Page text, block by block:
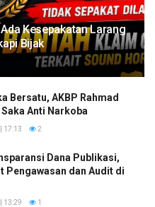
Kesepakatan Larang
Bijak
Bersatu, AKBP Rahmad
Anti Narkoba
17:13 2
Dana Publikasi,
Pengawasan dan Audit di
13:29 1